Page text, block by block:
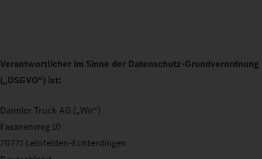
Verantwortlicher im Sinne der Datenschutz-Grundverordnung
(„DSGVO“) ist:
Daimler Truck AG („Wir“)
Fasanenweg 10
70771 Leinfelden-Echterdingen